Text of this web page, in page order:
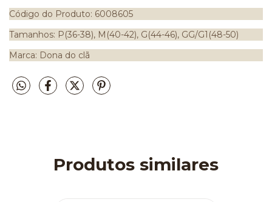
Código do Produto: 6008605
Tamanhos: P(36-38), M(40-42), G(44-46), GG/G1(48-50)
Marca: Dona do clã
Produtos similares